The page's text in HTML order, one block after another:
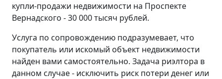
купли-продажи недвижимости на Проспекте
Вернадского - 30 000 тысяч рублей.
Услуга по сопровождению подразумевает, что
покупатель или искомый объект недвижимости
найден вами самостоятельно. Задача риэлтора в
данном случае - исключить риск потери денег или